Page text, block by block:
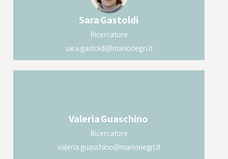
SaraGastoldi
Ricercatore
sara.gastoldi@marionegri.it
ValeriaGuaschino
Ricercatore
valeria.guaschino@marionegri.it